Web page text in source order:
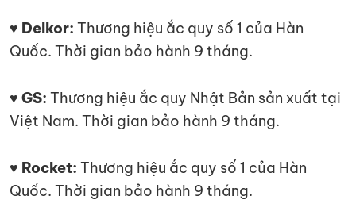
♥ Delkor: Thương hiệu ắc quy số 1 của Hàn
Quốc. Thời gian bảo hành 9 tháng.
♥ GS: Thương hiệu ắc quy Nhật Bản sản xuất tại
Việt Nam. Thời gian bảo hành 9 tháng.
♥ Rocket: Thương hiệu ắc quy số 1 của Hàn
Quốc. Thời gian bảo hành 9 tháng.